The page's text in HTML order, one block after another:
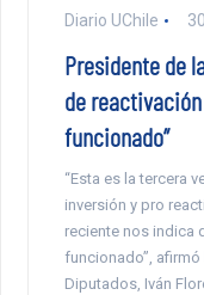
Diario UChile
Presidente de
de
funcionado”
“Esta es la tercera
inversión y pro
reciente nos indica
funcionado”,
Diputados, Iván